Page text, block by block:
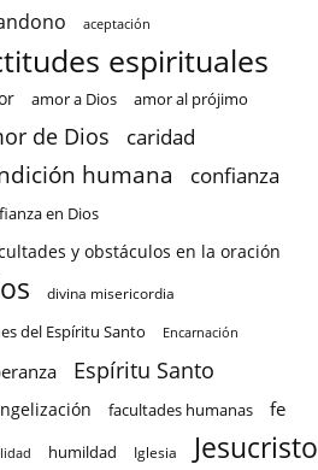
aceptación
espirituales
amor a Dios amor al prójimo
de Dios caridad
humana confianza
en Dios
y obstáculos en la oración
divina misericordia
del Espíritu Santo Encarnación
Espíritu Santo
facultades humanas fe
humildad Iglesia Jesucristo